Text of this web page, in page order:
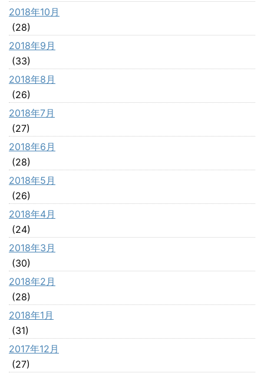
2018年10月
(28)
2018年9月
(33)
2018年8月
(26)
2018年7月
(27)
2018年6月
(28)
2018年5月
(26)
2018年4月
(24)
2018年3月
(30)
2018年2月
(28)
2018年1月
(31)
2017年12月
(27)